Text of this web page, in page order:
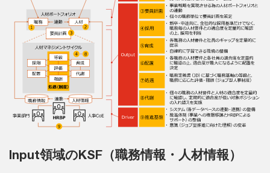
Input領域のKSF（職務情報・人材情報）